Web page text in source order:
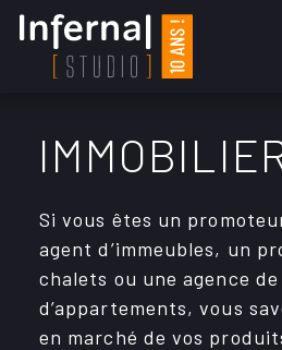
Alimentation
Automobile
Communautés
Si vous êtes un
agent d’im­meubles, un
chalets ou une agence
d’ap­par­te­ments, vous
en marché de vos